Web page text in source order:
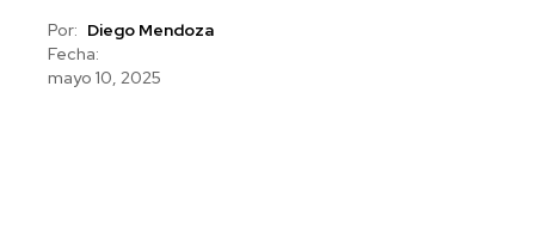
Por: Diego Mendoza
Fecha:
mayo 10, 2025